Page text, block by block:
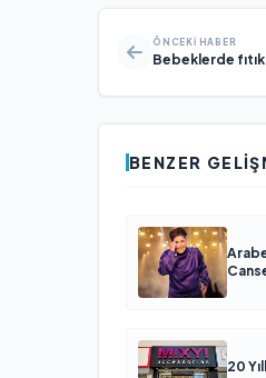
ÖNCEKI HABER
Bebeklerde fıtık
BENZER
20